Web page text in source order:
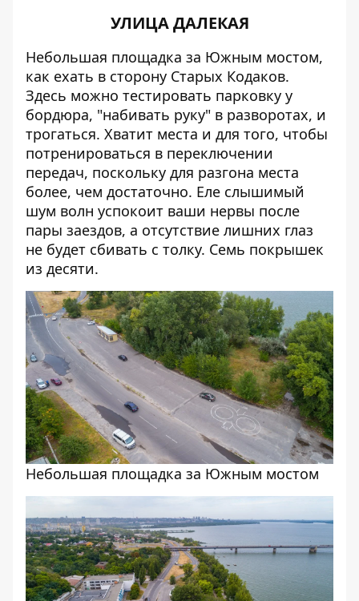
УЛИЦА ДАЛЕКАЯ
Небольшая площадка за Южным мостом,
как ехать в сторону Старых Кодаков.
Здесь можно тестировать парковку у
бордюра, "набивать руку" в разворотах, и
трогаться. Хватит места и для того, чтобы
потренироваться в переключении
передач, поскольку для разгона места
более, чем достаточно. Еле слышимый
шум волн успокоит ваши нервы после
пары заездов, а отсутствие лишних глаз
не будет сбивать с толку. Семь покрышек
из десяти.
Небольшая площадка за Южным мостом